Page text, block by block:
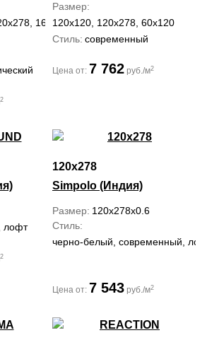
160x320, 50x120, 60x120
2
Размер
120x120, 120x278, 60x120
Стиль современный
Цена от: 7 762 руб./м2
лофт
2
120x278
Simpolo (Индия)
Размер 120x278x0.6
Стиль
черно-белый, современный,
Цена от: 7 543 руб./м2